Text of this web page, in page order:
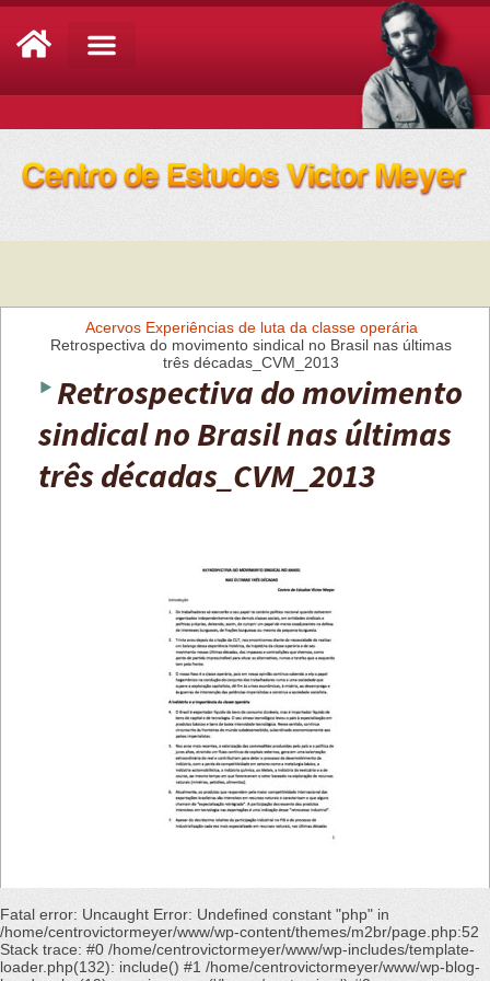
Acervos Experiências de luta da classe operária
Retrospectiva do movimento sindical no Brasil nas últimas
três décadas_CVM_2013
Retrospectiva do movimento
sindical no Brasil nas últimas
três décadas_CVM_2013
Fatal error: Uncaught Error: Undefined constant "php" in
/home/centrovictormeyer/www/wp-content/themes/m2br/page.php:52
Stack trace: #0 /home/centrovictormeyer/www/wp-includes/template-
loader.php(132): include() #1 /home/centrovictormeyer/www/wp-blog-